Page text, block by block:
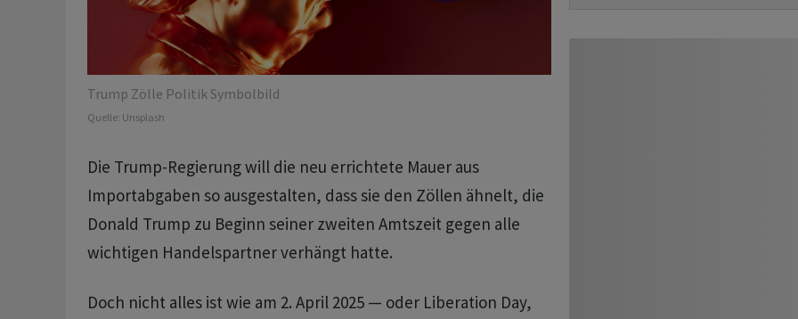
Trump Zölle Politik Symbolbild
Quelle: Unsplash
Die Trump-Regierung will die neu errichtete Mauer aus
Importabgaben so ausgestalten, dass sie den Zöllen ähnelt, die
Donald Trump zu Beginn seiner zweiten Amtszeit gegen alle
wichtigen Handelspartner verhängt hatte.
Doch nicht alles ist wie am 2. April 2025 — oder Liberation Day,